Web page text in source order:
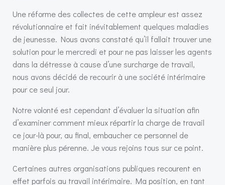
Une réforme des collectes de cette ampleur est assez
révolutionnaire et fait inévitablement quelques maladies
de jeunesse. Nous avons constaté qu’il fallait trouver une
solution pour le mercredi et pour ne pas laisser les agents
dans la détresse à cause d’une surcharge de travail,
nous avons décidé de recourir à une société intérimaire
pour ce seul jour.
Notre volonté est cependant d’évaluer la situation afin
d’examiner comment mieux répartir la charge de travail
ce jour-là pour, au final, embaucher ce personnel de
manière plus pérenne. Je vous rejoins tous sur ce point.
Certaines autres organisations publiques recourent en
effet parfois au travail intérimaire. Ma position, en tant